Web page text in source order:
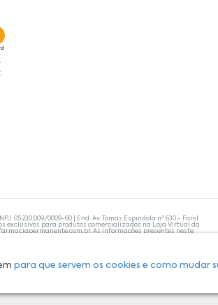
para que servem os cookies e como mudar
05.230.009/0009-60 | End: Av. Tomas Espindola nº 630 - Farol
exclusivos para produtos comercializados na Loja Virtual da
. As informações presentes neste
área médica. Apenas o médico está capacitado para
consultado. A Farmácia Permanente trabalha com as
e a segurança dos clientes são compromissos da
estoque.